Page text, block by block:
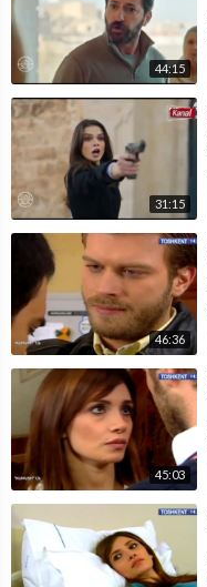
44:15
31:15
46:36
45:03